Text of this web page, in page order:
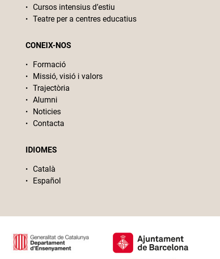
Cursos intensius d’estiu
Teatre per a centres educatius
CONEIX-NOS
Formació
Missió, visió i valors
Trajectòria
Alumni
Noticies
Contacta
IDIOMES
Català
Español